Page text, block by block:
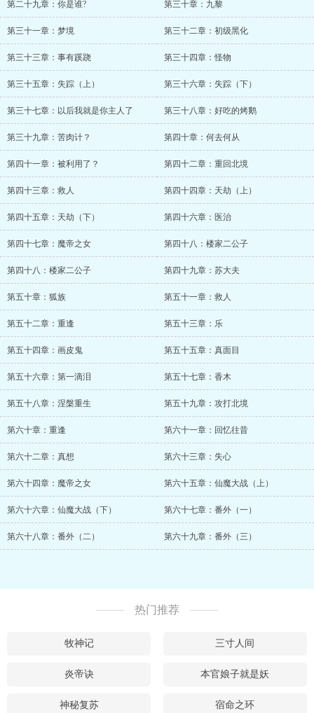
第二十九章：你是谁? 第三十章：九黎
第三十一章：梦境 第三十二章：初级黑化
第三十三章：事有蹊跷 第三十四章：怪物
第三十五章：失踪（上） 第三十六章：失踪（下）
第三十七章：以后我就是你主人了 第三十八章：好吃的烤鹅
第三十九章：苦肉计？ 第四十章：何去何从
第四十一章：被利用了？ 第四十二章：重回北境
第四十三章：救人 第四十四章：天劫（上）
第四十五章：天劫（下） 第四十六章：医治
第四十七章：魔帝之女 第四十八：楼家二公子
第四十八：楼家二公子 第四十九章：苏大夫
第五十章：狐族 第五十一章：救人
第五十二章：重逢 第五十三章：乐
第五十四章：画皮鬼 第五十五章：真面目
第五十六章：第一滴泪 第五十七章：香木
第五十八章：涅槃重生 第五十九章：攻打北境
第六十章：重逢 第六十一章：回忆往昔
第六十二章：真想 第六十三章：失心
第六十四章：魔帝之女 第六十五章：仙魔大战（上）
第六十六章：仙魔大战（下） 第六十七章：番外（一）
第六十八章：番外（二） 第六十九章：番外（三）
热门推荐
牧神记 三寸人间
炎帝诀 本官娘子就是妖
神秘复苏 宿命之环